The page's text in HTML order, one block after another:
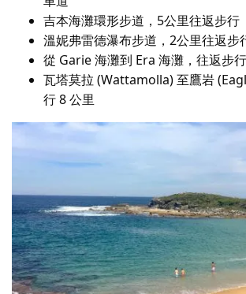
吉本海灘環形步道，5公里往返步行
溫妮弗雷德瀑布步道，2公里往返步
從 Garie 海灘到 Era 海灘，往返步
瓦塔莫拉 (Wattamolla) 至鷹岩
行 8 公里